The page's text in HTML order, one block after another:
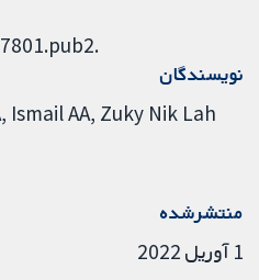
نویسندگان
Ismail AA Zuky Nik Lah
منتشرشده
1 آوریل 2022